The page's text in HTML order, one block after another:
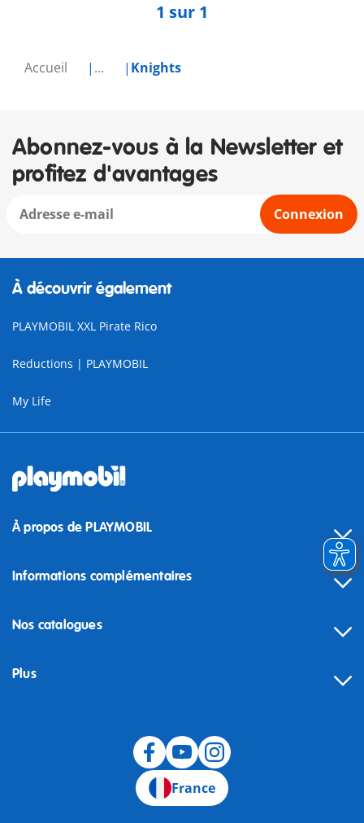
Accueil ... Knights
1 sur 1
Abonnez-vous à la Newsletter et
profitez d'avantages
Connexion
À découvrir également
PLAYMOBIL XXL Pirate Rico
Reductions | PLAYMOBIL
My Life
À propos de PLAYMOBIL
Informations complémentaires
Nos catalogues
Plus
France